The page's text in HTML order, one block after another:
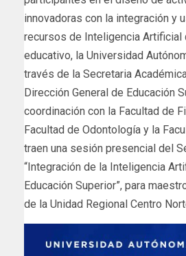
innovadoras con la integración y
recursos de Inteligencia Artificial
educativo, la Universidad
través de la Secretaria
Dirección General de Educación
coordinación con la Facultad de
Facultad de Odontología y la
traen una sesión presencial del
“Integración de la Inteligencia
Educación Superior”, para
de la Unidad Regional Centro